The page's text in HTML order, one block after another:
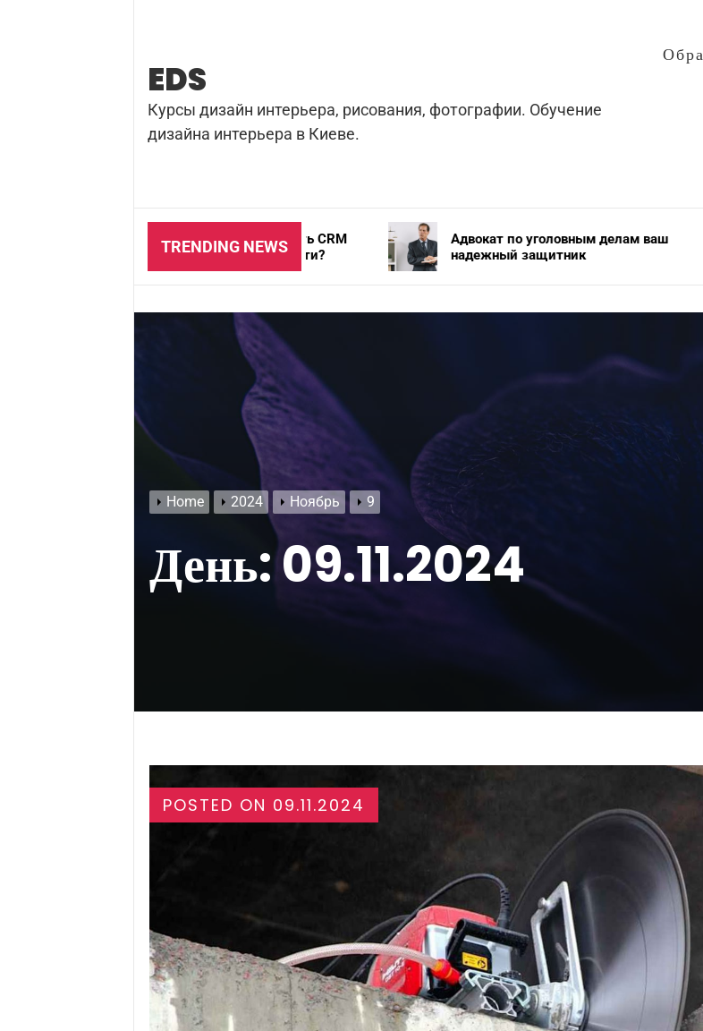
EDS
Курсы дизайн интерьера, рисования, фотографии. Обучение
дизайна интерьера в Киеве.
TRENDING NEWS
Почему важно использовать CRM
для агентства недвижимости?
Адвокат по уголовным делам ваш
надежный защитник
Как
для
Home 2024 Ноябрь 9
День:09.11.2024
POSTED ON 09.11.2024